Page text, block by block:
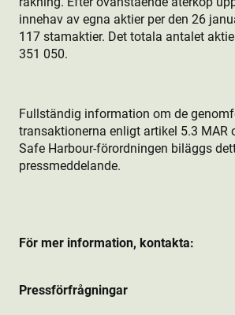
innehav av egna aktie­r per den 26
117 stamaktie­r. Det totala antalet
351 050.
Fullständig information om de
transaktionerna enligt artikel 5.3 MAR
Safe Harbour-förordningen biläggs
pressmeddelande.
För mer information, kontakta:
Pressförfrågningar